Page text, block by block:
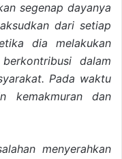
segenap dayanya
dari setiap
dia melakukan
dalam
Pada waktu
kemakmuran dan
menyerahkan